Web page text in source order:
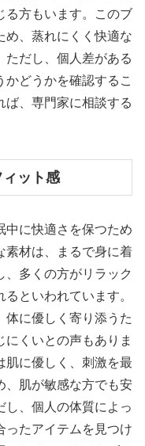
る方もいます。このブ
め、蒸れにくく快適な
ただし、個人差がある
どうかを確認するこ
ば、専門家に相談する
ット感
中に快適さを保つため
素材は、まるで身に着
、多くの方がリラック
といわれています。
体に優しく寄り添うた
くいとの声もありま
肌に優しく、刺激を最
、肌が敏感な方でも安
し、個人の体質によっ
ったアイテムを見つけ